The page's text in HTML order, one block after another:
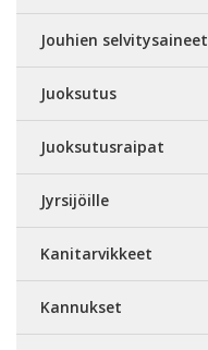
Jouhien selvitysaineet
Juoksutus
Juoksutusraipat
Jyrsijöille
Kanitarvikkeet
Kannukset